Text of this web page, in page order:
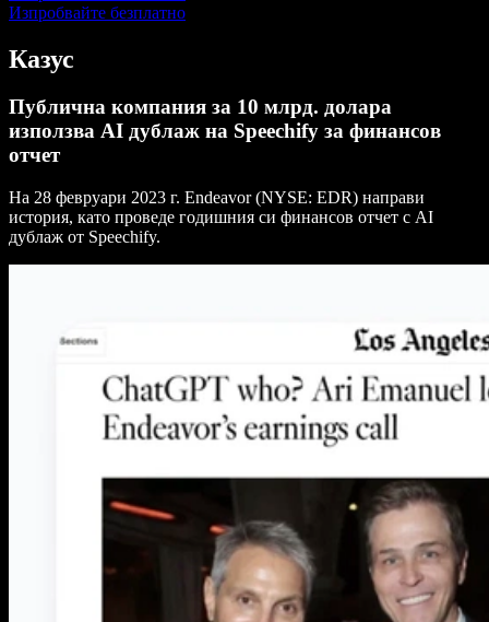
Изпробвайте безплатно
Казус
Публична компания за 10 млрд. долара
използва AI дублаж на Speechify за финансов
отчет
На 28 февруари 2023 г. Endeavor (NYSE: EDR) направи
история, като проведе годишния си финансов отчет с AI
дублаж от Speechify.